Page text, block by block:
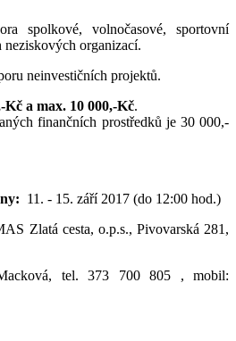
spolkové, volnočasové, sportovní
organizací.
neinvestičních projektů.
a max. 10 000,-Kč.
finančních prostředků je 30 000,-
11. - 15. září 2017 (do 12:00 hod.)
Zlatá cesta, o.p.s., Pivovarská 281,
tel. 373 700 805 , mobil: